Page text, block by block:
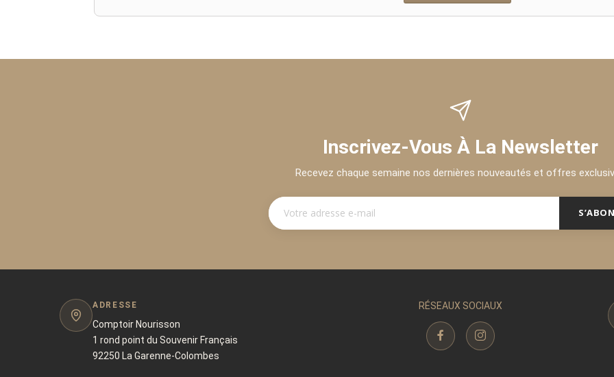
Inscrivez-Vous À La Newsletter
Recevez chaque semaine nos dernières nouveautés et offres
ADRESSE
Comptoir Nourisson
1 rond point du Souvenir Français
92250 La Garenne-Colombes
RÉSEAUX SOCIAUX